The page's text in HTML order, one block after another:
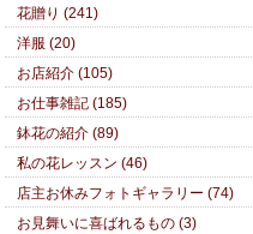
花贈り (241)
洋服 (20)
お店紹介 (105)
お仕事雑記 (185)
鉢花の紹介 (89)
私の花レッスン (46)
店主お休みフォトギャラリー (74)
お見舞いに喜ばれるもの (3)